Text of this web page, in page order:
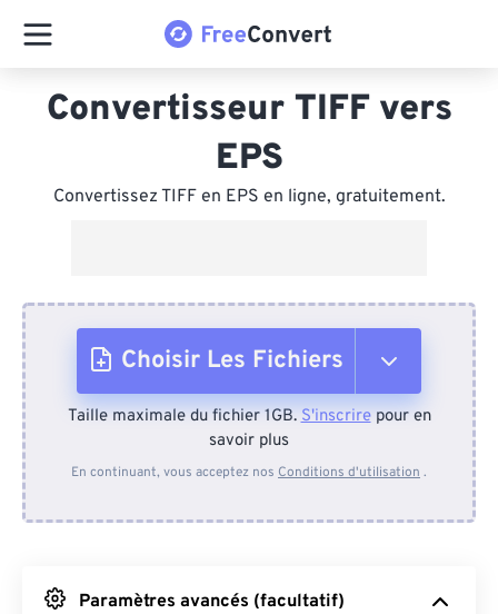
Convertisseur TIFF vers
EPS
Convertissez TIFF en EPS en ligne, gratuitement.
Choisir Les Fichiers
Depuis l'appareil
Depuis Google Drive
Taille maximale du fichier 1GB.S'inscrirepour en
savoir plus
En continuant, vous acceptez nos Conditions d'utilisation .
Paramètres avancés (facultatif)